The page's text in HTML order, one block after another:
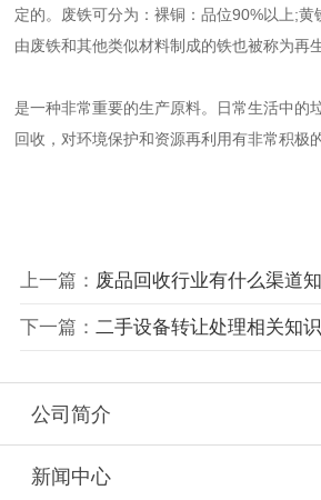
定的。废铁可分为：裸铜：品位90%以上;
由废铁和其他类似材料制成的铁也被称为再
是一种非常重要的生产原料。日常生活中的
回收，对环境保护和资源再利用有非常积极
上一篇： 废品回收行业有什么渠道知道
下一篇： 二手设备转让处理相关知
公司简介
新闻中心